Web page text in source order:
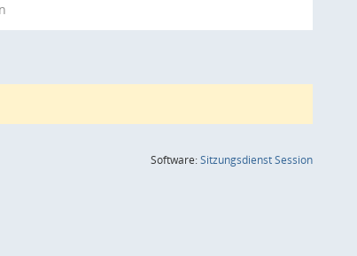
Software:SitzungsdienstSession(Wird in